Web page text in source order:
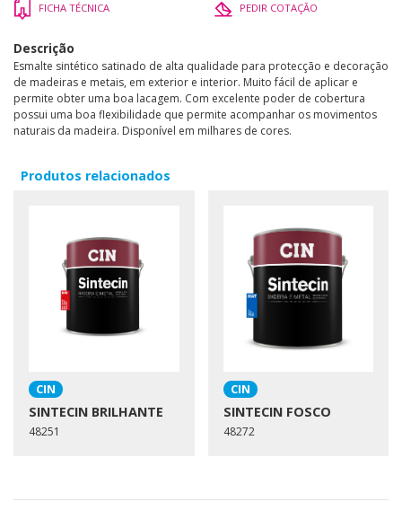
FICHA TÉCNICA PEDIR COTAÇÃO
Descrição
Esmalte sintético satinado de alta qualidade para protecção e decoração
de madeiras e metais, em exterior e interior. Muito fácil de aplicar e
permite obter uma boa lacagem. Com excelente poder de cobertura
possui uma boa flexibilidade que permite acompanhar os movimentos
naturais da madeira. Disponível em milhares de cores.
Produtos relacionados
CIN
SINTECIN BRILHANTE
48251
CIN
SINTECIN FOSCO
48272